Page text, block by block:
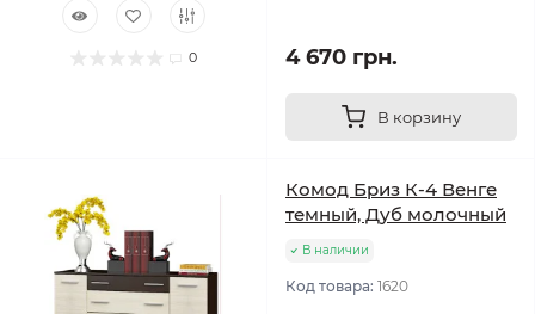
0 4 670 грн.
В корзину
Комод Бриз К-4 Венге
темный, Дуб молочный
В наличии
Код товара: 1620